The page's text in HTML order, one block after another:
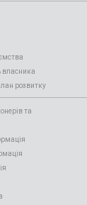
власника
розвитку
та